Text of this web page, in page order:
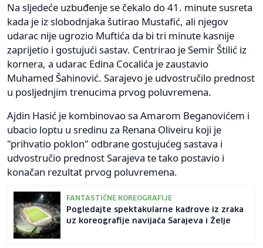
Na sljedeće uzbuđenje se čekalo do 41. minute susreta
kada je iz slobodnjaka šutirao Mustafić, ali njegov
udarac nije ugrozio Muftića da bi tri minute kasnije
zaprijetio i gostujući sastav. Centrirao je Semir Štilić iz
kornera, a udarac Edina Cocalića je zaustavio
Muhamed Šahinović. Sarajevo je udvostručilo prednost
u posljednjim trenucima prvog poluvremena.
Ajdin Hasić je kombinovao sa Amarom Beganovićem i
ubacio loptu u sredinu za Renana Oliveiru koji je
"prihvatio poklon" odbrane gostujućeg sastava i
udvostručio prednost Sarajeva te tako postavio i
konačan rezultat prvog poluvremena.
FANTASTIČNE KOREOGRAFIJE
Pogledajte spektakularne kadrove iz zraka
uz koreografije navijača Sarajeva i Želje